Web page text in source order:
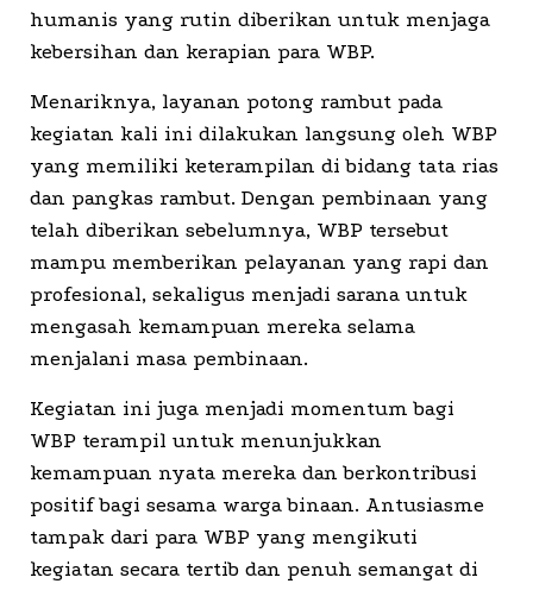
humanis yang rutin diberikan untuk menjaga
kebersihan dan kerapian para WBP.
Menariknya, layanan potong rambut pada
kegiatan kali ini dilakukan langsung oleh WBP
yang memiliki keterampilan di bidang tata rias
dan pangkas rambut. Dengan pembinaan yang
telah diberikan sebelumnya, WBP tersebut
mampu memberikan pelayanan yang rapi dan
profesional, sekaligus menjadi sarana untuk
mengasah kemampuan mereka selama
menjalani masa pembinaan.
Kegiatan ini juga menjadi momentum bagi
WBP terampil untuk menunjukkan
kemampuan nyata mereka dan berkontribusi
positif bagi sesama warga binaan. Antusiasme
tampak dari para WBP yang mengikuti
kegiatan secara tertib dan penuh semangat di